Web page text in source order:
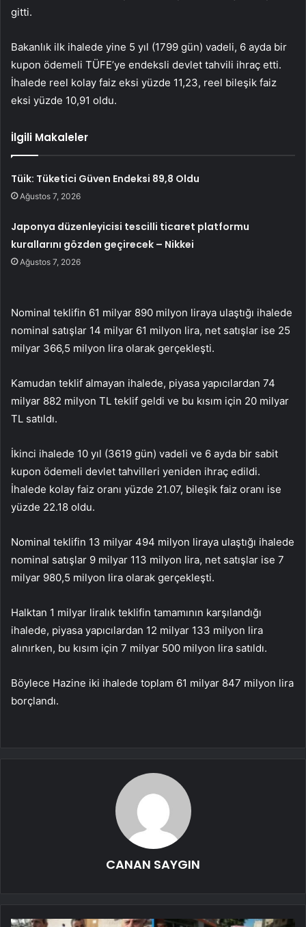
gitti.
Bakanlık ilk ihalede yine 5 yıl (1799 gün) vadeli, 6 ayda bir
kupon ödemeli TÜFE’ye endeksli devlet tahvili ihraç etti.
İhalede reel kolay faiz eksi yüzde 11,23, reel bileşik faiz
eksi yüzde 10,91 oldu.
İlgili Makaleler
Tüik: Tüketici Güven Endeksi 89,8 Oldu
Ağustos 7, 2026
Japonya düzenleyicisi tescilli ticaret platformu
kurallarını gözden geçirecek – Nikkei
Ağustos 7, 2026
Nominal teklifin 61 milyar 890 milyon liraya ulaştığı ihalede
nominal satışlar 14 milyar 61 milyon lira, net satışlar ise 25
milyar 366,5 milyon lira olarak gerçekleşti.
Kamudan teklif almayan ihalede, piyasa yapıcılardan 74
milyar 882 milyon TL teklif geldi ve bu kısım için 20 milyar
TL satıldı.
İkinci ihalede 10 yıl (3619 gün) vadeli ve 6 ayda bir sabit
kupon ödemeli devlet tahvilleri yeniden ihraç edildi.
İhalede kolay faiz oranı yüzde 21.07, bileşik faiz oranı ise
yüzde 22.18 oldu.
Nominal teklifin 13 milyar 494 milyon liraya ulaştığı ihalede
nominal satışlar 9 milyar 113 milyon lira, net satışlar ise 7
milyar 980,5 milyon lira olarak gerçekleşti.
Halktan 1 milyar liralık teklifin tamamının karşılandığı
ihalede, piyasa yapıcılardan 12 milyar 133 milyon lira
alınırken, bu kısım için 7 milyar 500 milyon lira satıldı.
Böylece Hazine iki ihalede toplam 61 milyar 847 milyon lira
borçlandı.
CANAN SAYGIN